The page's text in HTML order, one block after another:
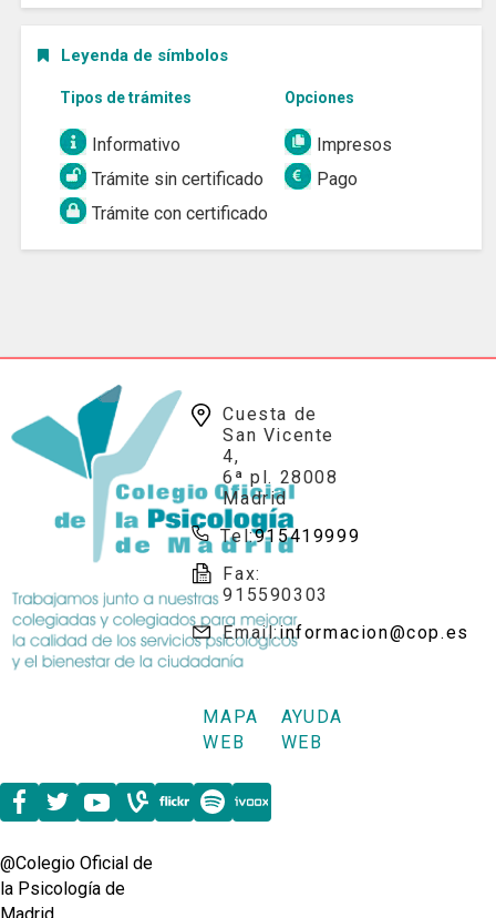
Leyenda de símbolos
Tipos de trámites
Informativo
Trámite sin certificado
Trámite con certificado
Opciones
Impresos
Pago
Cuesta de
San Vicente
4,
6ª pl. 28008
Madrid
Tel:915419999
Fax:
915590303
Email:informacion@cop.es
MAPA
WEB
AYUDA
WEB
@Colegio Oficial de
la Psicología de
Madrid